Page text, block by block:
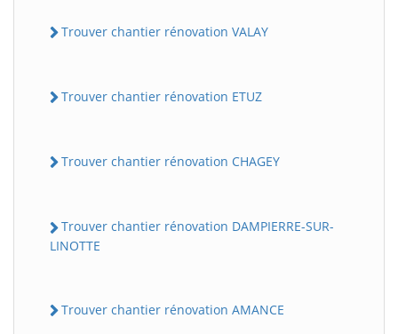
Trouver chantier rénovation VALAY
Trouver chantier rénovation ETUZ
Trouver chantier rénovation CHAGEY
Trouver chantier rénovation DAMPIERRE-SUR-
LINOTTE
Trouver chantier rénovation AMANCE